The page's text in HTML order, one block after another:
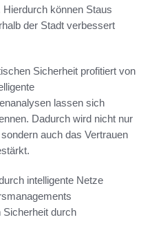
können Staus
der Stadt verbessert
Sicherheit profitiert von
lassen sich
Dadurch wird nicht nur
auch das Vertrauen
intelligente Netze
Sicherheit durch